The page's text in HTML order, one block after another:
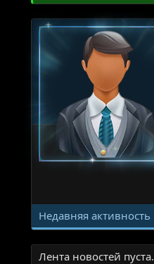
Недавняя активность
Лента новостей пуста.